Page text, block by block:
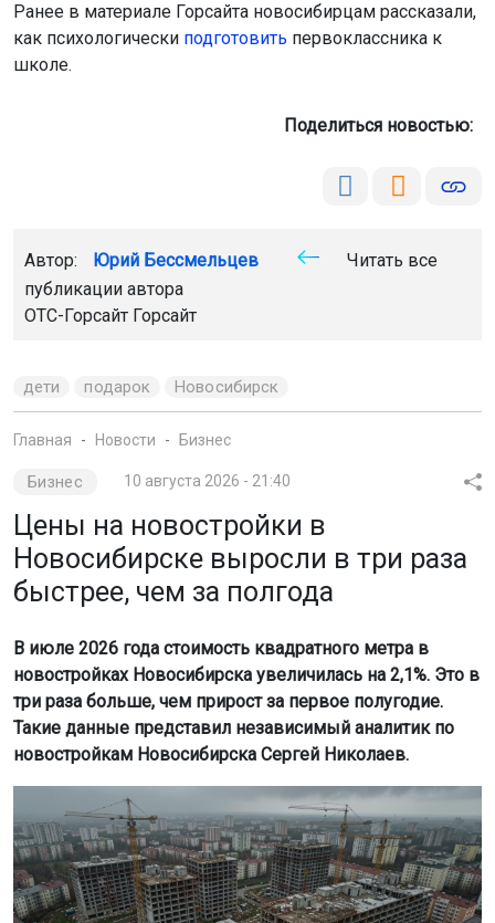
Ранее в материале Горсайта новосибирцам рассказали,
как психологически подготовить первоклассника к
школе.
Поделиться новостью:
Автор: Юрий Бессмельцев
Читать все
публикации автора
ОТС-Горсайт Горсайт
дети подарок Новосибирск
Главная Новости Бизнес
Бизнес 10 августа 2026 - 21:40
Цены на новостройки в
Новосибирске выросли в три раза
быстрее, чем за полгода
В июле 2026 года стоимость квадратного метра в
новостройках Новосибирска увеличилась на 2,1%. Это в
три раза больше, чем прирост за первое полугодие.
Такие данные представил независимый аналитик по
новостройкам Новосибирска Сергей Николаев.